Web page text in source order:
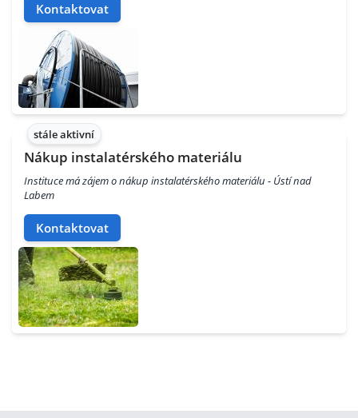
Kontaktovat
stále aktivní
Nákup instalatérského materiálu
Instituce má zájem o nákup instalatérského materiálu - Ústí nad
Labem
Kontaktovat